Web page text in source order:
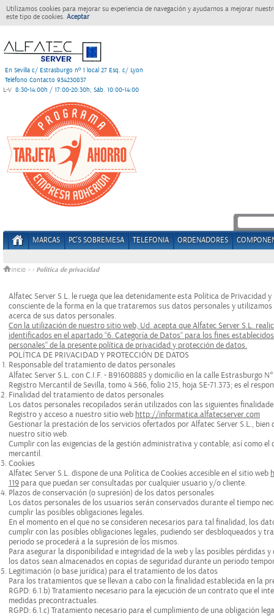
Utilizamos cookies para mejorar su experiencia de navegación y ayudarnos a mejorar
este tipo de cookies. Aceptar
En Sevilla c/ Estrasburgo nº 1 local 27 Esq. c/ Lyon
Teléfono Contacto 954230837
L-V 8:30-14:00h / 17:00-20:30h; Sáb. 10:00-14:00
MARCAS PC'S SOBREMESA TELEFONIA ORDENADORES
Inicio > > Politica de privacidad
Alfatec Server S.L. le ruega que lea detenidamente esta Política de Privacidad
consciente de la forma en la que trataremos sus datos personales y
acerca de sus datos personales.
Con la utilización de nuestro sitio web, Ud. acepta que Alfatec Server S.L.
identificados en el apartado “6. Categoría de Datos” para los fines
personales” de la presente política de privacidad y protección de datos.
POLÍTICA DE PRIVACIDAD Y PROTECCIÓN DE DATOS
Responsable del tratamiento de datos personales
Alfatec Server S.L. con C.I.F. - B91608885 y domicilio en la calle Estrasburgo
Registro Mercantil de Sevilla, tomo 4.566, folio 215, hoja SE-71.373; es el
Finalidad del tratamiento de datos personales
Los datos personales recopilados serán utilizados con las siguientes
Registro y acceso a nuestro sitio web http://informatica.alfatecserver.com
Gestionar la prestación de los servicios ofertados por Alfatec Server S.L.,
nuestro sitio web.
Cumplir con las exigencias de la gestión administrativa y contable; así como
mercantil.
Cookies
Alfatec Server S.L. dispone de una Política de Cookies accesible en el sitio web
119 para que puedan ser consultadas por cualquier usuario y/o cliente.
Plazos de conservación (o supresión) de los datos personales
Los datos personales de los usuarios serán conservados durante el tiempo
cumplir las posibles obligaciones legales.
En el momento en el que no se consideren necesarios para tal finalidad, los
cumplir con las posibles obligaciones legales, pudiendo ser desbloqueados y
periodo se procederá a la supresión de los mismos.
Para asegurar la disponibilidad e integridad de la web y las posibles pérdidas
los datos sean almacenados en copias de seguridad durante un periodo
Legitimación (o base jurídica) para el tratamiento de los datos
Para los tratamientos que se llevan a cabo con la finalidad establecida en la
RGPD: 6.1.b) Tratamiento necesario para la ejecución de un contrato que el
medidas precontractuales.
RGPD: 6.1.c) Tratamiento necesario para el cumplimiento de una obligación